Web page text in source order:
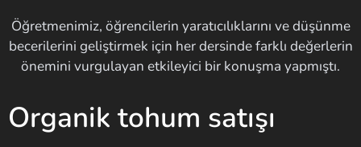
Öğretmenimiz, öğrencilerin yaratıcılıklarını ve düşünme
becerilerini geliştirmek için her dersinde farklı değerlerin
önemini vurgulayan etkileyici bir konuşma yapmıştı.
Organik tohum satışı